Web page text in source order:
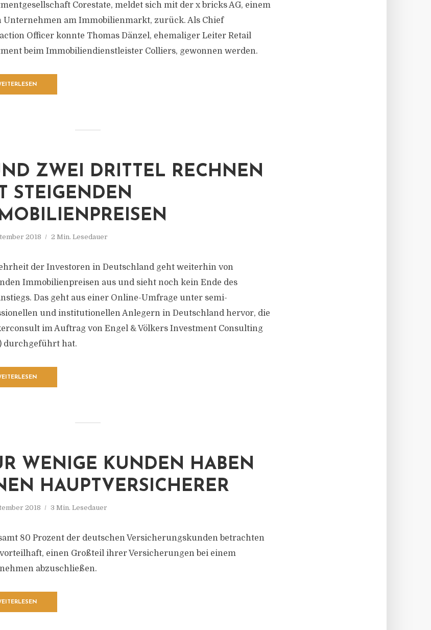
Corestate, meldet sich mit der x bricks AG, einem
Unternehmen am Immobilienmarkt, zurück. Als Chief
Officer konnte Thomas Dänzel, ehemaliger Leiter Retail
beim Immobiliendienstleister Colliers, gewonnen werden.
ZWEI DRITTEL RECHNEN
STEIGENDEN
2018 2 Min. Lesedauer
der Investoren in Deutschland geht weiterhin von
Immobilienpreisen aus und sieht noch kein Ende des
Das geht aus einer Online-Umfrage unter semi-
und institutionellen Anlegern in Deutschland hervor, die
im Auftrag von Engel & Völkers Investment Consulting
durchgeführt hat.
WENIGE KUNDEN HABEN
HAUPTVERSICHERER
2018 3 Min. Lesedauer
80 Prozent der deutschen Versicherungskunden betrachten
vorteilhaft, einen Großteil ihrer Versicherungen bei einem
abzuschließen.